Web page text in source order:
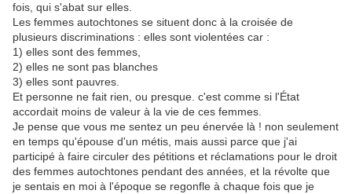
fois, qui s'abat sur elles.
Les femmes autochtones se situent donc à la croisée de
plusieurs discriminations : elles sont violentées car :
1) elles sont des femmes,
2) elles ne sont pas blanches
3) elles sont pauvres.
Et personne ne fait rien, ou presque. c'est comme si l'État
accordait moins de valeur à la vie de ces femmes.
Je pense que vous me sentez un peu énervée là ! non seulement
en temps qu'épouse d'un métis, mais aussi parce que j'ai
participé à faire circuler des pétitions et réclamations pour le droit
des femmes autochtones pendant des années, et la révolte que
je sentais en moi à l'époque se regonfle à chaque fois que je